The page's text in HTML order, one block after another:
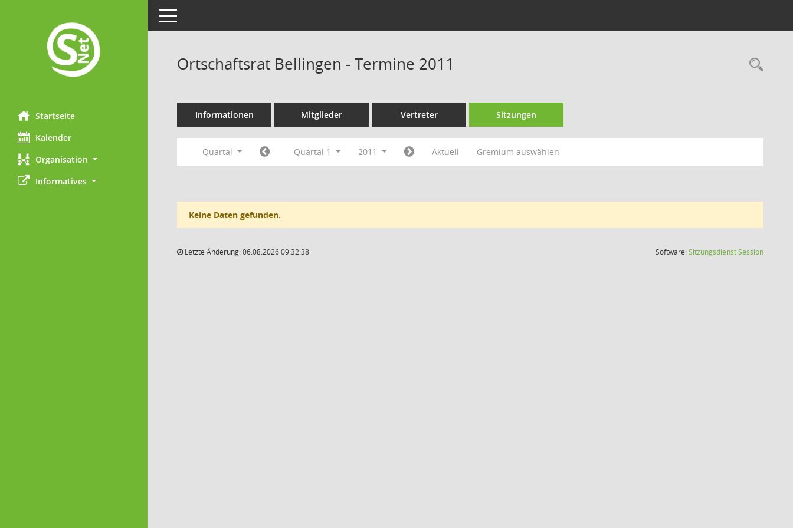
Startseite
Kalender
Organisation
Informatives
Toggle navigation
Ortschaftsrat Bellingen - Termine 2011
Informationen Mitglieder Vertreter Sitzungen
Quartal Quartal 1 2011 Aktuell Gremium auswählen
Keine Daten gefunden.
Letzte Änderung: 06.08.2026 09:32:38 Software:SitzungsdienstSession(Wird in